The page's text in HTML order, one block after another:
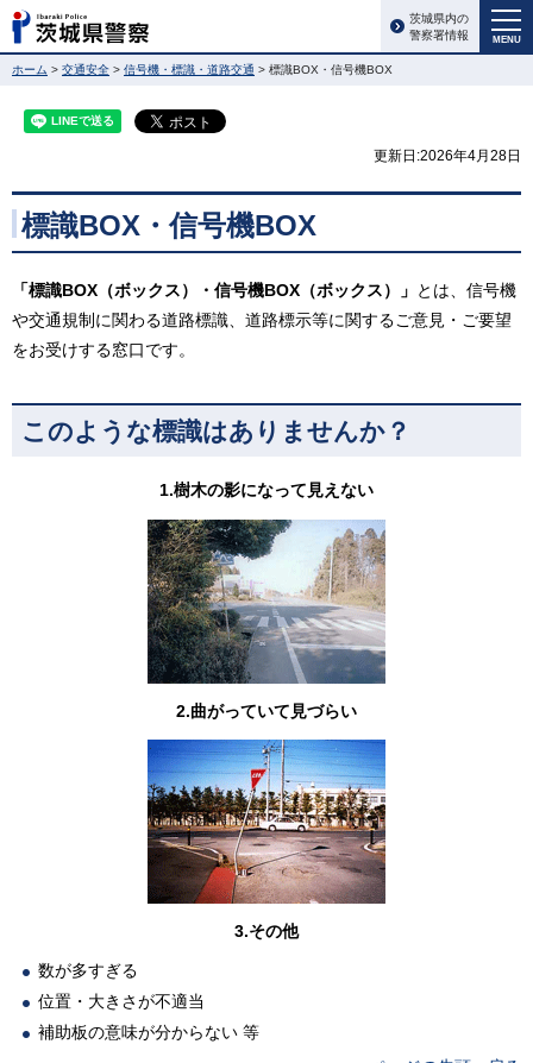
MENU
茨城県内の
警察署情報
ホーム > 交通安全 > 信号機・標識・道路交通 > 標識BOX・信号機BOX
更新日:2026年4月28日
標識BOX・信号機BOX
「標識BOX（ボックス）・信号機BOX（ボックス）」 とは、信号機
や交通規制に関わる道路標識、道路標示等に関するご意見・ご要望
をお受けする窓口です。
このような標識はありませんか？
1.樹木の影になって見えない
2.曲がっていて見づらい
3.その他
数が多すぎる
位置・大きさが不適当
補助板の意味が分からない 等